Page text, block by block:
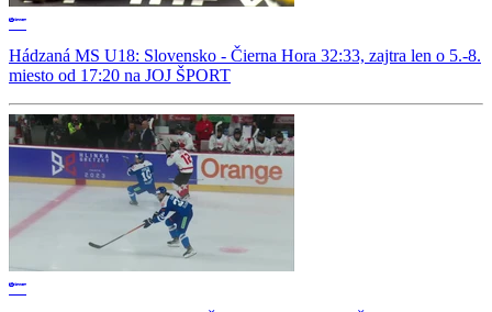
Hádzaná MS U18: Slovensko - Čierna Hora 32:33, zajtra len o 5.-8.
miesto od 17:20 na JOJ ŠPORT